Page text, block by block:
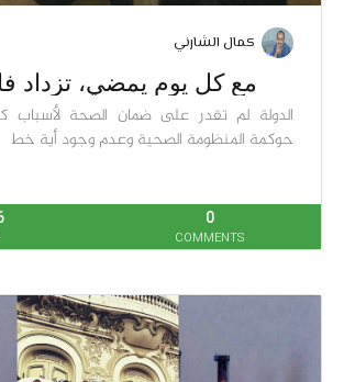
كمال الشارني
مع كل يوم يمضي، تزداد
الدولة لم تقدر على ضمان الصحة لأسباب
حوكمة المنظومة الصحية وعدم وجود أية خط
0
COMMENTS